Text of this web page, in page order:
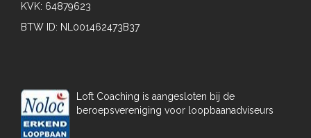
KVK: 64879623
BTW ID: NL001462473B37
Loft Coaching is aangesloten bij de
beroepsvereniging voor loopbaanadviseurs